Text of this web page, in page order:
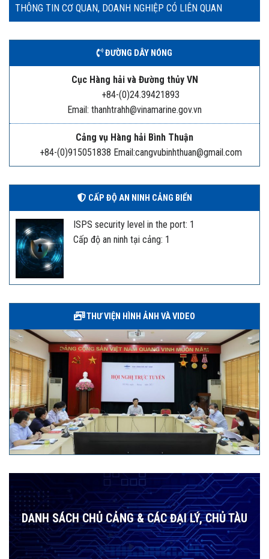
THÔNG TIN CƠ QUAN, DOANH NGHIỆP CÓ LIÊN QUAN
ĐƯỜNG DÂY NÓNG
Cục Hàng hải và Đường thủy VN
+84-(0)24.39421893
Email: thanhtrahh@vinamarine.gov.vn
Cảng vụ Hàng hải Bình Thuận
+84-(0)915051838 Email:cangvubinhthuan@gmail.com
CẤP ĐỘ AN NINH CẢNG BIỂN
ISPS security level in the port: 1
Cấp độ an ninh tại cảng: 1
THƯ VIỆN HÌNH ẢNH VÀ VIDEO
DANH SÁCH CHỦ CẢNG & CÁC ĐẠI LÝ, CHỦ TÀU